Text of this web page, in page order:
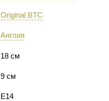
Original BTC
Англия
18 см
9 см
E14